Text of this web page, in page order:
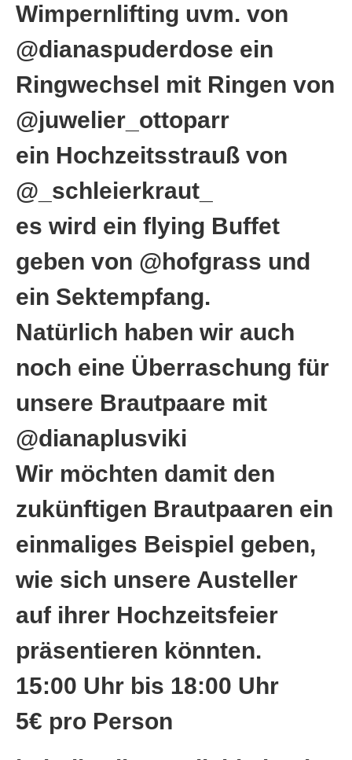
Wimpernlifting uvm. von
@dianaspuderdose ein
Ringwechsel mit Ringen von
@juwelier_ottoparr
ein Hochzeitsstrauß von
@_schleierkraut_
es wird ein flying Buffet
geben von @hofgrass und
ein Sektempfang.
Natürlich haben wir auch
noch eine Überraschung für
unsere Brautpaare mit
@dianaplusviki
Wir möchten damit den
zukünftigen Brautpaaren ein
einmaliges Beispiel geben,
wie sich unsere Austeller
auf ihrer Hochzeitsfeier
präsentieren könnten.
15:00 Uhr bis 18:00 Uhr
5€ pro Person